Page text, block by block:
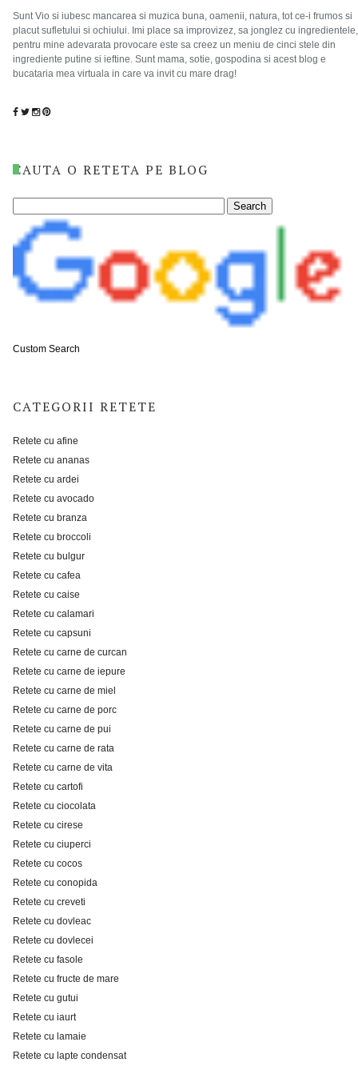
Sunt Vio si iubesc mancarea si muzica buna, oamenii, natura, tot ce-i frumos si
placut sufletului si ochiului. Imi place sa improvizez, sa jonglez cu ingredientele,
pentru mine adevarata provocare este sa creez un meniu de cinci stele din
ingrediente putine si ieftine. Sunt mama, sotie, gospodina si acest blog e
bucataria mea virtuala in care va invit cu mare drag!
CAUTA O RETETA PE BLOG
Custom Search
CATEGORII RETETE
Retete cu afine
Retete cu ananas
Retete cu ardei
Retete cu avocado
Retete cu branza
Retete cu broccoli
Retete cu bulgur
Retete cu cafea
Retete cu caise
Retete cu calamari
Retete cu capsuni
Retete cu carne de curcan
Retete cu carne de iepure
Retete cu carne de miel
Retete cu carne de porc
Retete cu carne de pui
Retete cu carne de rata
Retete cu carne de vita
Retete cu cartofi
Retete cu ciocolata
Retete cu cirese
Retete cu ciuperci
Retete cu cocos
Retete cu conopida
Retete cu creveti
Retete cu dovleac
Retete cu dovlecei
Retete cu fasole
Retete cu fructe de mare
Retete cu gutui
Retete cu iaurt
Retete cu lamaie
Retete cu lapte condensat